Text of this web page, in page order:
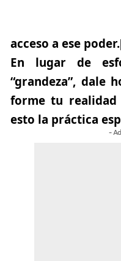
acceso a ese
En lugar de
“grandeza”, dale
forme tu realidad
esto la práctica
-